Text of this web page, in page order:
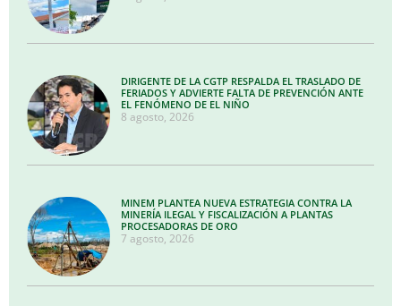
DIRIGENTE DE LA CGTP RESPALDA EL TRASLADO DE
FERIADOS Y ADVIERTE FALTA DE PREVENCIÓN ANTE
EL FENÓMENO DE EL NIÑO
8 agosto, 2026
MINEM PLANTEA NUEVA ESTRATEGIA CONTRA LA
MINERÍA ILEGAL Y FISCALIZACIÓN A PLANTAS
PROCESADORAS DE ORO
7 agosto, 2026